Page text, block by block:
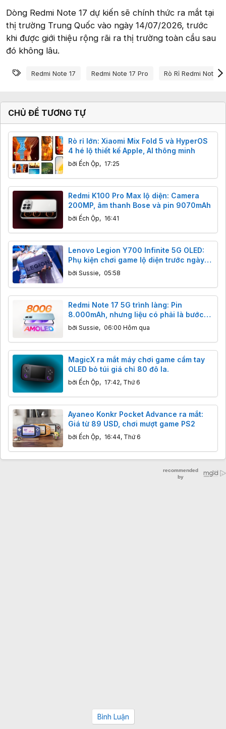
Dòng Redmi Note 17 dự kiến sẽ chính thức ra mắt tại
thị trường Trung Quốc vào ngày 14/07/2026, trước
khi được giới thiệu rộng rãi ra thị trường toàn cầu sau
đó không lâu.
Từ khóa
Redmi Note 17 Redmi Note 17 Pro Rò Rỉ Redmi Note 17
CHỦ ĐỀ TƯƠNG TỰ
Rò rỉ lớn: Xiaomi Mix Fold 5 và HyperOS
4 hé lộ thiết kế Apple, AI thông minh
bởi Ếch Ộp, 17:25
Redmi K100 Pro Max lộ diện: Camera
200MP, âm thanh Bose và pin 9070mAh
bởi Ếch Ộp, 16:41
Lenovo Legion Y700 Infinite 5G OLED:
Phụ kiện chơi game lộ diện trước ngày
ra mắt
bởi Sussie, 05:58
Redmi Note 17 5G trình làng: Pin
8.000mAh, nhưng liệu có phải là bước
lùi?
bởi Sussie, 06:00 Hôm qua
MagicX ra mắt máy chơi game cầm tay
OLED bỏ túi giá chỉ 80 đô la.
bởi Ếch Ộp, 17:42, Thứ 6
Ayaneo Konkr Pocket Advance ra mắt:
Giá từ 89 USD, chơi mượt game PS2
bởi Ếch Ộp, 16:44, Thứ 6
Bình Luận